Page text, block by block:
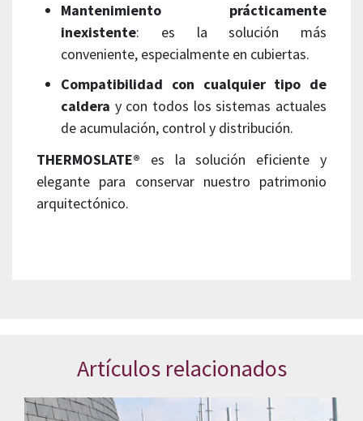
Mantenimiento prácticamente
inexistente: es la solución más
conveniente, especialmente en cubiertas.
Compatibilidad con cualquier tipo de
caldera y con todos los sistemas actuales
de acumulación, control y distribución.
THERMOSLATE®
es la solución eficiente y
elegante para conservar nuestro patrimonio
arquitectónico.
Artículos relacionados